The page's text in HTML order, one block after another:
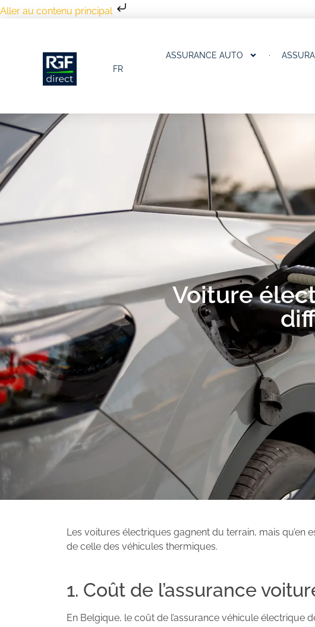
Aller au contenu principal
FR
ASSURANCE AUTO
Voiture
Les voitures électriques gagnent du terrain, mais qu’en
de celle des véhicules thermiques.
1. Coût de l’assurance
En Belgique, le coût de l’assurance véhicule électrique